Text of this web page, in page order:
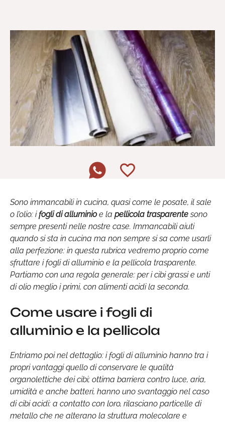
Sono immancabili in cucina, quasi come le posate, il sale
o l’olio: ifogli di alluminioe la pellicola trasparentesono
sempre presenti nelle nostre case. Immancabili aiuti
quando si sta in cucina ma non sempre si sa come usarli
alla perfezione: in questa rubrica vedremo proprio come
sfruttare i fogli di alluminio e la pellicola trasparente.
Partiamo con una regola generale: per i cibi grassi e unti
di olio meglio i primi, con alimenti acidi la seconda.
Come usare i fogli di
alluminio e la pellicola
Entriamo poi nel dettaglio: i fogli di alluminio hanno tra i
propri vantaggi quello di conservare le qualità
organolettiche dei cibi; ottima barriera contro luce, aria,
umidità e anche batteri, hanno uno svantaggio nel caso
di cibi acidi: a contatto con loro, rilasciano particelle di
metallo che ne alterano la struttura molecolare e